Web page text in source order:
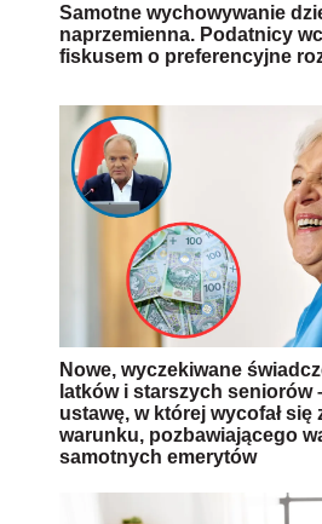
Samotne wychowywanie
naprzemienna. Podatnicy
fiskusem o preferencyjne
Nowe, wyczekiwane
latków i starszych seniorów
ustawę, w której wycofał
warunku, pozbawiającego
samotnych emerytów